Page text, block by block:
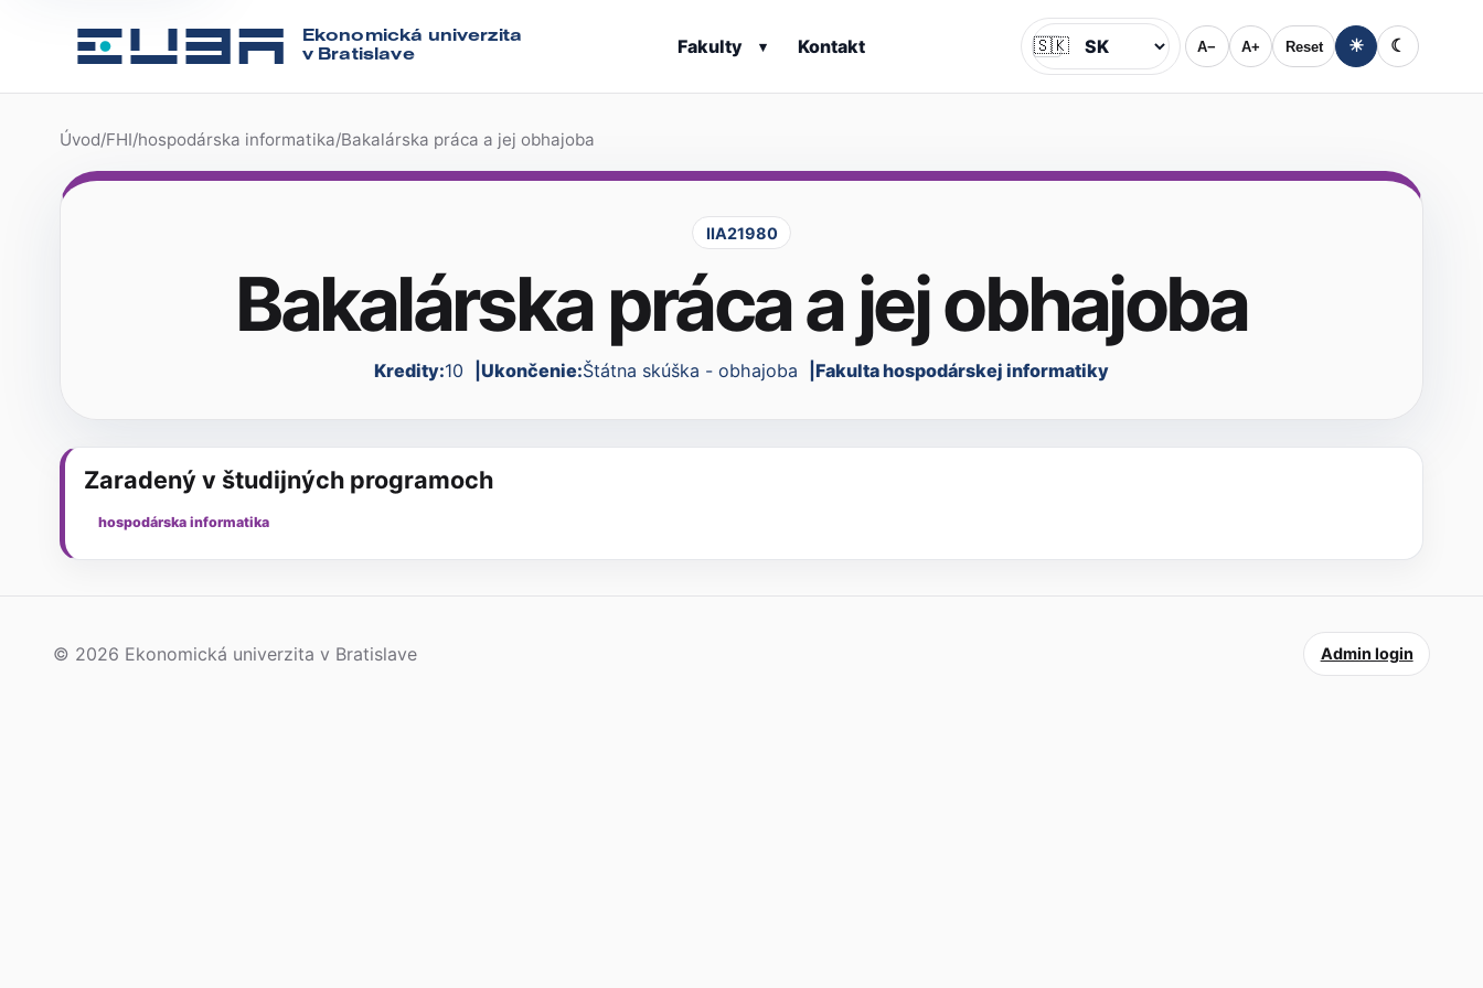
Ekonomická univerzita
v Bratislave
Fakulty ▾ Kontakt Jazyk
🇸🇰 A− A+ Reset ☀ ☾
Úvod/FHI/hospodárska informatika/Bakalárska práca a jej obhajoba
IIA21980
Bakalárska práca a jej obhajoba
Kredity:10 Ukončenie:Štátna skúška - obhajoba Fakulta hospodárskej informatiky
Zaradený v študijných programoch
hospodárska informatika
© 2026 Ekonomická univerzita v Bratislave Admin login